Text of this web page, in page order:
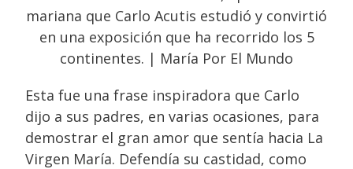
Esta fue una frase inspiradora que Carlo
dijo a sus padres, en varias ocasiones, para
demostrar el gran amor que sentía hacia La
Virgen María. Defendía su castidad, como